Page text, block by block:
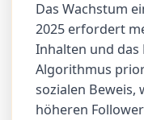
Das Wachstum
2025 erfordert
Inhalten und das
Algorithmus
sozialen Beweis,
höheren